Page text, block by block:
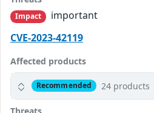
Impact
important
CVE-2023-42119
Affected products
Recommended 24 products
Threats